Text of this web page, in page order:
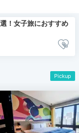
！女子旅におすすめ
Pickup